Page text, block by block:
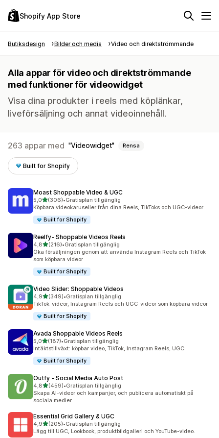
Shopify App Store
Butiksdesign Bilder och media Video och direktströmmande
Alla appar för video och direktströmmande
med funktioner för videowidget
Visa dina produkter i reels med köplänkar,
liveförsäljning och annat videoinnehåll.
263 appar med Videowidget Rensa
Built for Shopify
Moast Shoppable Video & UGC
5,0av 5 stjärnor
(306)
306 recensioner totalt
•Gratisplan tillgänglig
Köpbara videokaruseller från dina Reels, TikToks och UGC-videor
Built for Shopify
Reelfy‑ Shoppable Videos Reels
4,8av 5 stjärnor
(216)
216 recensioner totalt
•Gratisplan tillgänglig
Öka försäljningen genom att använda Instagram Reels och TikTok
som köpbara videor
Built for Shopify
Video Slider: Shoppable Videos
4,9av 5 stjärnor
(349)
349 recensioner totalt
•Gratisplan tillgänglig
TikTok-videor, Instagram Reels och UGC-videor som köpbara videor
Built for Shopify
Avada Shoppable Videos Reels
5,0av 5 stjärnor
(187)
187 recensioner totalt
•Gratisplan tillgänglig
Intäktstillväxt: köpbar video, TikTok, Instagram Reels, UGC
Built for Shopify
Outfy ‑ Social Media Auto Post
4,8av 5 stjärnor
(459)
459 recensioner totalt
•Gratisplan tillgänglig
Skapa AI-videor och kampanjer, och publicera automatiskt på
sociala medier
Essential Grid Gallery & UGC
4,9av 5 stjärnor
(205)
205 recensioner totalt
•Gratisplan tillgänglig
Lägg till UGC, Lookbook, produktbildgalleri och YouTube-video.